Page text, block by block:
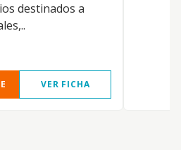
destinados a
VER FICHA